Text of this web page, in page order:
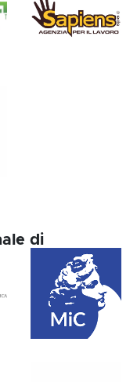
di